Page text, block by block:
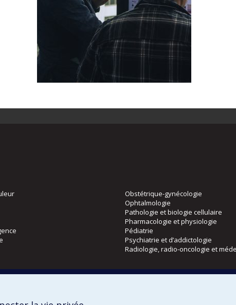
Obstétrique-gynécologie
Ophtalmologie
Pathologie et biologie cellulaire
Pharmacologie et physiologie
Pédiatrie
Psychiatrie et d’addictologie
Radiologie, radio-oncologie et